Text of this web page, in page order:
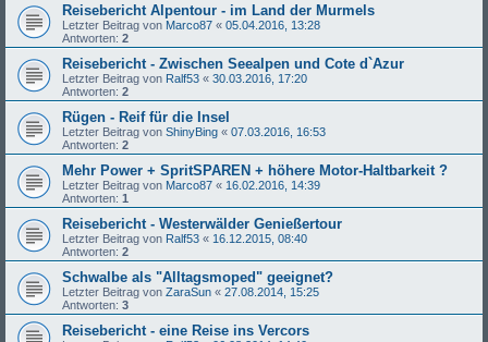
Reisebericht Alpentour - im Land der Murmels
Letzter Beitrag von Marco87 « 05.04.2016, 13:28
Antworten: 2
Reisebericht - Zwischen Seealpen und Cote d`Azur
Letzter Beitrag von Ralf53 « 30.03.2016, 17:20
Antworten: 2
Rügen - Reif für die Insel
Letzter Beitrag von ShinyBing « 07.03.2016, 16:53
Antworten: 2
Mehr Power + SpritSPAREN + höhere Motor-Haltbarkeit ?
Letzter Beitrag von Marco87 « 16.02.2016, 14:39
Antworten: 1
Reisebericht - Westerwälder Genießertour
Letzter Beitrag von Ralf53 « 16.12.2015, 08:40
Antworten: 2
Schwalbe als "Alltagsmoped" geeignet?
Letzter Beitrag von ZaraSun « 27.08.2014, 15:25
Antworten: 3
Reisebericht - eine Reise ins Vercors